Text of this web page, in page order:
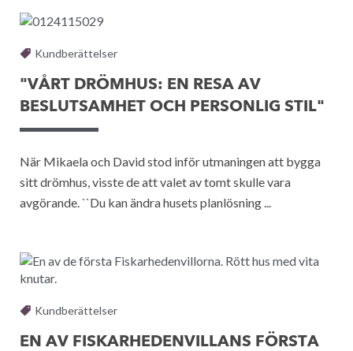
Kundberättelser
"VÅRT DRÖMHUS: EN RESA AV
BESLUTSAMHET OCH PERSONLIG STIL"
När Mikaela och David stod inför utmaningen att bygga
sitt drömhus, visste de att valet av tomt skulle vara
avgörande. ``Du kan ändra husets planlösning ...
Kundberättelser
EN AV FISKARHEDENVILLANS FÖRSTA